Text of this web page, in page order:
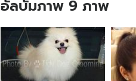
อัลบั้มภาพ 9 ภาพ
อัลบั้ม
ภาพ
ภาพ